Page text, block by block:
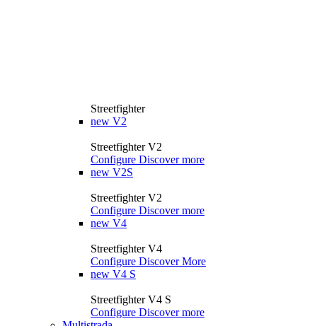
Streetfighter
new V2
Streetfighter V2
Configure Discover more
new V2S
Streetfighter V2
Configure Discover more
new V4
Streetfighter V4
Configure Discover More
new V4 S
Streetfighter V4 S
Configure Discover more